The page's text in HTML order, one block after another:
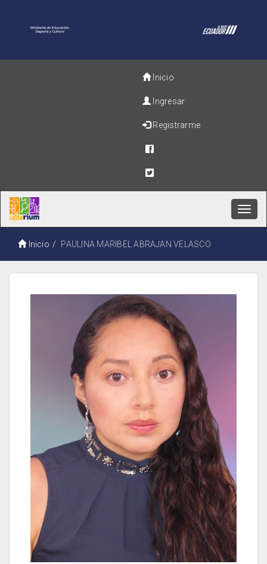
Inicio
Ingresar
Registrarme
Inicio PAULINA MARIBEL ABRAJAN VELASCO